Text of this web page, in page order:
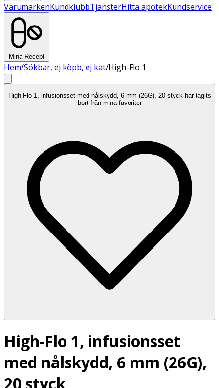
VarumärkenKundklubbTjänsterHitta apotekKundservice
Mina Recept
Hem/Sökbar, ej köpb, ej kat/High-Flo 1
High-Flo 1, infusionsset med nålskydd, 6 mm (26G), 20 styck har tagits
bort från mina favoriter
High-Flo 1, infusionsset
med nålskydd, 6 mm (26G),
20 styck